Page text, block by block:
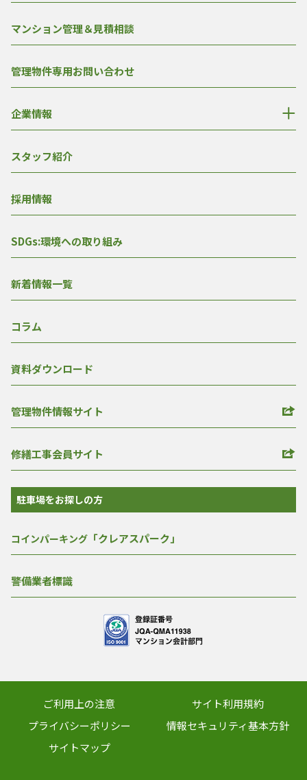
マンション管理＆見積相談
管理物件専用お問い合わせ
企業情報
スタッフ紹介
採用情報
SDGs:環境への取り組み
新着情報一覧
コラム
資料ダウンロード
管理物件情報サイト
修繕工事会員サイト
駐車場をお探しの方
コインパーキング 「クレアスパーク」
警備業者標識
ご利用上の注意
サイト利用規約
プライバシーポリシー
情報セキュリティ基本方針
サイトマップ